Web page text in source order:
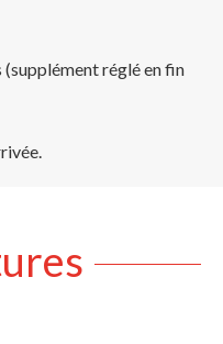
réglé en fin